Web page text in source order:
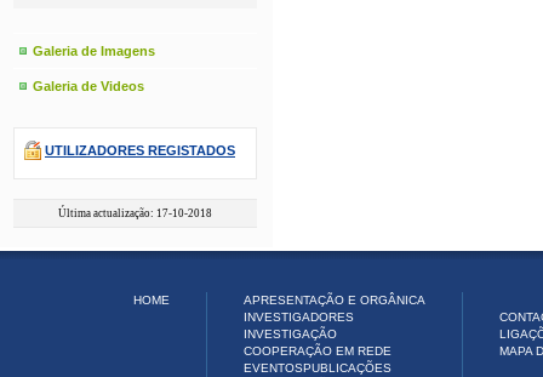
Galeria de Imagens
Galeria de Videos
UTILIZADORES REGISTADOS
Última actualização: 17-10-2018
HOME
APRESENTAÇÃO E ORGÂNICA
INVESTIGADORES
INVESTIGAÇÃO
COOPERAÇÃO EM REDE
EVENTOSPUBLICAÇÕES
MAPA